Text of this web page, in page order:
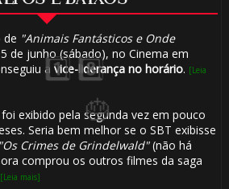
de "Animais Fantásticos e Onde
de junho (sábado), no Cinema em
a vice-liderança no horário. [Leia
exibido pela segunda vez em pouco
Seria bem melhor se o SBT exibisse
"Os Crimes de Grindelwald"(não há
comprou os outros filmes da saga
[Leia mais]